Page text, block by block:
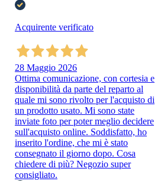
Acquirente verificato
28 Maggio 2026
Ottima comunicazione, con cortesia e
disponibilità da parte del reparto al
quale mi sono rivolto per l'acquisto di
un prodotto usato. Mi sono state
inviate foto per poter meglio decidere
sull'acquisto online. Soddisfatto, ho
inserito l'ordine, che mi è stato
consegnato il giorno dopo. Cosa
chiedere di più? Negozio super
consigliato.